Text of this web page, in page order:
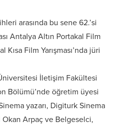
arasında bu sene 62.’si
Antalya Altın Portakal Film
Film Yarışması’nda jüri
İletişim Fakültesi
Bölümü’nde öğretim üyesi
yazarı, Digiturk Sinema
Arpaç ve Belgeselci,